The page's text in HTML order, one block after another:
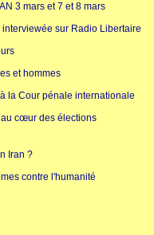
3 mars et 7 et 8 mars
sur Radio Libertaire
et hommes
la Cour pénale internationale
au cœur des élections
Iran ?
contre l'humanité